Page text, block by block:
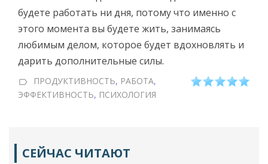
будете работать ни дня, потому что именно с
этого момента вы будете жить, занимаясь
любимым делом, которое будет вдохновлять и
дарить дополнительные силы.
ПРОДУКТИВНОСТЬ, РАБОТА,
ЭФФЕКТИВНОСТЬ, ПСИХОЛОГИЯ
СЕЙЧАС ЧИТАЮТ